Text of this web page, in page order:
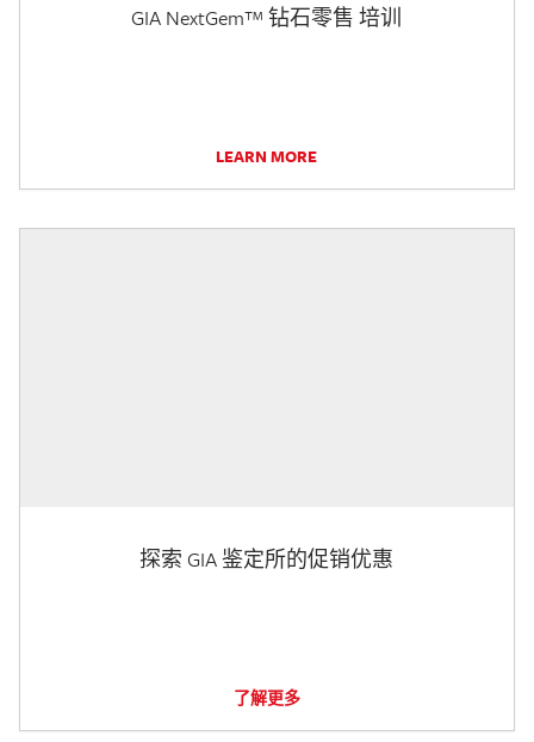
GIA NextGem™ 钻石零售 培训
LEARN MORE
探索 GIA 鉴定所的促销优惠
了解更多